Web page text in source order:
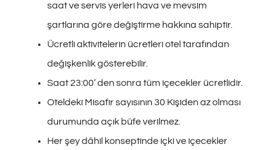
saat ve servis yerleri hava ve mevsim
şartlarına göre değiştirme hakkına sahiptir.
Ücretli aktivitelerin ücretleri otel tarafından
değişkenlik gösterebilir.
Saat 23:00’ den sonra tüm içecekler ücretlidir.
Oteldeki Misafir sayısının 30 Kişiden az olması
durumunda açık büfe verilmez.
Her şey dâhil konseptinde içki ve içecekler